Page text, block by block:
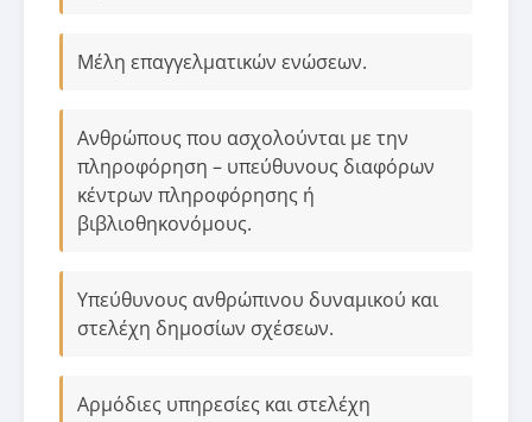
Μέλη επαγγελματικών ενώσεων.
Ανθρώπους που ασχολούνται με την
πληροφόρηση – υπεύθυνους διαφόρων
κέντρων πληροφόρησης ή
βιβλιοθηκονόμους.
Υπεύθυνους ανθρώπινου δυναμικού και
στελέχη δημοσίων σχέσεων.
Αρμόδιες υπηρεσίες και στελέχη